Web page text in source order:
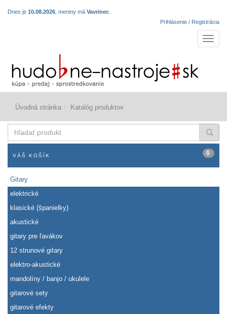
Dnes je 10.08.2026 , meniny má Vavrinec
Prihlásenie / Registrácia
Úvodná stránka Katalóg produktov
produkt
VÁŠ KOŠÍK 0
Gitary
elektrické
klasické (španielky)
akustické
gitary pre ľavákov
12 strunové gitary
elektro-akustické
mandolíny / banjo / ukulele
gitarové sety
gitarové efekty